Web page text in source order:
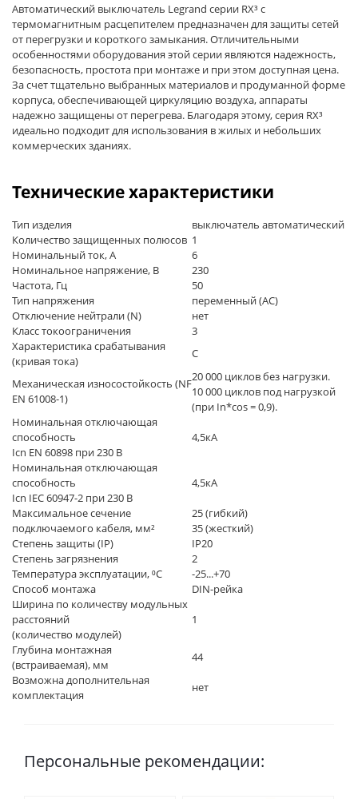
Автоматический выключатель Legrand серии RX³ с
термомагнитным расцепителем предназначен для защиты сетей
от перегрузки и короткого замыкания. Отличительными
особенностями оборудования этой серии являются надежность,
безопасность, простота при монтаже и при этом доступная цена.
За счет тщательно выбранных материалов и продуманной форме
корпуса, обеспечивающей циркуляцию воздуха, аппараты
надежно защищены от перегрева. Благодаря этому, серия RX³
идеально подходит для использования в жилых и небольших
коммерческих зданиях.
Технические характеристики
Тип изделия
выключатель автоматический
Количество защищенных полюсов 1
Номинальный ток, А
6
Номинальное напряжение, В
230
Частота, Гц
50
Тип напряжения
переменный (AC)
Отключение нейтрали (N)
нет
Класс токоограничения
3
Характеристика срабатывания
(кривая тока)
C
Механическая износостойкость (NF
EN 61008-1)
20 000 циклов без нагрузки.
10 000 циклов под нагрузкой
(при In*cos = 0,9).
Номинальная отключающая
способность
4,5кА
Icn EN 60898 при 230 В
Номинальная отключающая
способность
4,5кА
Icn IEC 60947-2 при 230 В
Максимальное сечение
подключаемого кабеля, мм²
25 (гибкий)
35 (жесткий)
Степень защиты (IP)
IP20
Степень загрязнения
2
Температура эксплуатации, ⁰C
-25...+70
Способ монтажа
DIN-рейка
Ширина по количеству модульных
расстояний
1
(количество модулей)
Глубина монтажная
(встраиваемая), мм
44
Возможна дополнительная
комплектация
нет
Персональные рекомендации: